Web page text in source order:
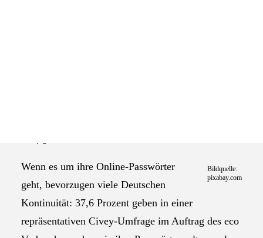
Bildquelle:
pixabay.com
Wenn es um ihre Online-Passwörter
geht, bevorzugen viele Deutschen
Kontinuität: 37,6 Prozent geben in einer
repräsentativen Civey-Umfrage im Auftrag des eco